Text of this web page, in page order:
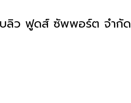
ลิว ฟูดส์ ซัพพอร์ต จำกัด